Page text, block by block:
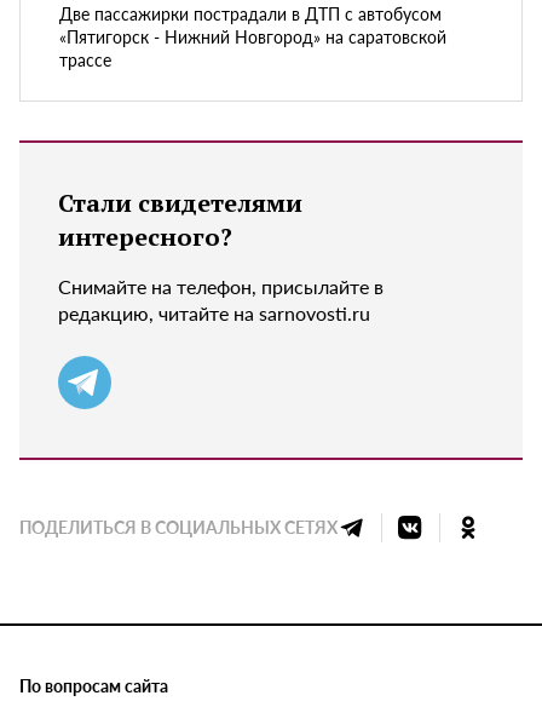
Две пассажирки пострадали в ДТП с автобусом
«Пятигорск - Нижний Новгород» на саратовской
трассе
Стали свидетелями
интересного?
Снимайте на телефон, присылайте в
редакцию, читайте на sarnovosti.ru
ПОДЕЛИТЬСЯ В СОЦИАЛЬНЫХ СЕТЯХ
По вопросам сайта